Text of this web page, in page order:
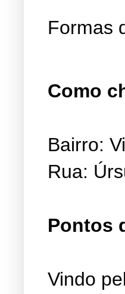
Formas
Como
Bairro:
Rua:
Pontos
Vindo